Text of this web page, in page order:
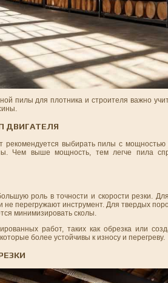
пилы для плотника и строителя важно
ДВИГАТЕЛЯ
рекомендуется выбирать пилы с
Чем выше мощность, тем легче пила
роль в точности и скорости резки.
не перегружают инструмент. Для твердых
минимизировать сколы.
работ, таких как обрезка или
более устойчивы к износу и перегреву.